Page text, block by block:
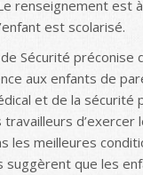
renseignement est
est scolarisé.
Sécurité préconise
aux enfants de
et de la sécurité
d’exercer
les meilleures
suggèrent que les